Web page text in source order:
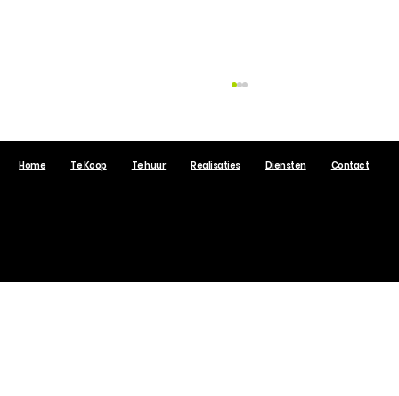
Home Te Koop Te huur Realisaties Diensten Contact